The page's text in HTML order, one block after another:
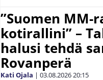
”Suomen
kotirallini” –
halusi tehdä
Rovanperä
Kati Ojala | 03.08.202620:15